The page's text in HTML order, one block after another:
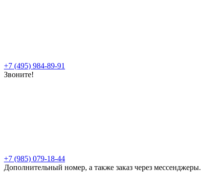
+7 (495) 984-89-91
Звоните!
+7 (985) 079-18-44
Дополнительный номер, а также заказ через мессенджеры.